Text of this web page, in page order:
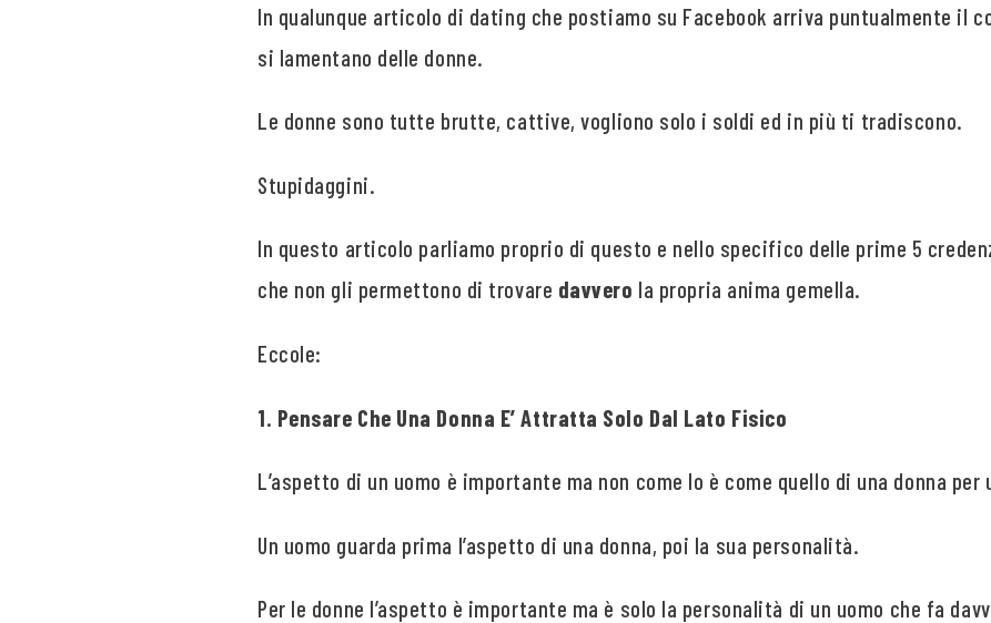
In qualunque articolo di dating che postiamo su Facebook arriva puntualmente il
si lamentano delle donne.
Le donne sono tutte brutte, cattive, vogliono solo i soldi ed in più ti tradiscono.
Stupidaggini.
In questo articolo parliamo proprio di questo e nello specifico delle prime 5
che non gli permettono di trovare davvero la propria anima gemella.
Eccole:
1. Pensare Che Una Donna E’ Attratta Solo Dal Lato Fisico
L’aspetto di un uomo è importante ma non come lo è come quello di una donna per
Un uomo guarda prima l’aspetto di una donna, poi la sua personalità.
Per le donne l’aspetto è importante ma è solo la personalità di un uomo che fa